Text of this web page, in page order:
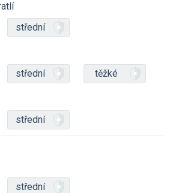
střední
střední těžké
střední
střední